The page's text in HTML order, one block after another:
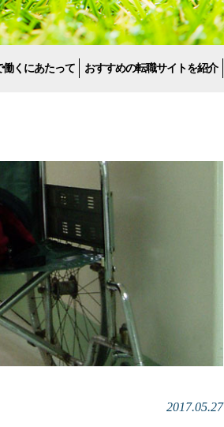
くにあたって おすすめの転職サイトを紹介
2017.05.27